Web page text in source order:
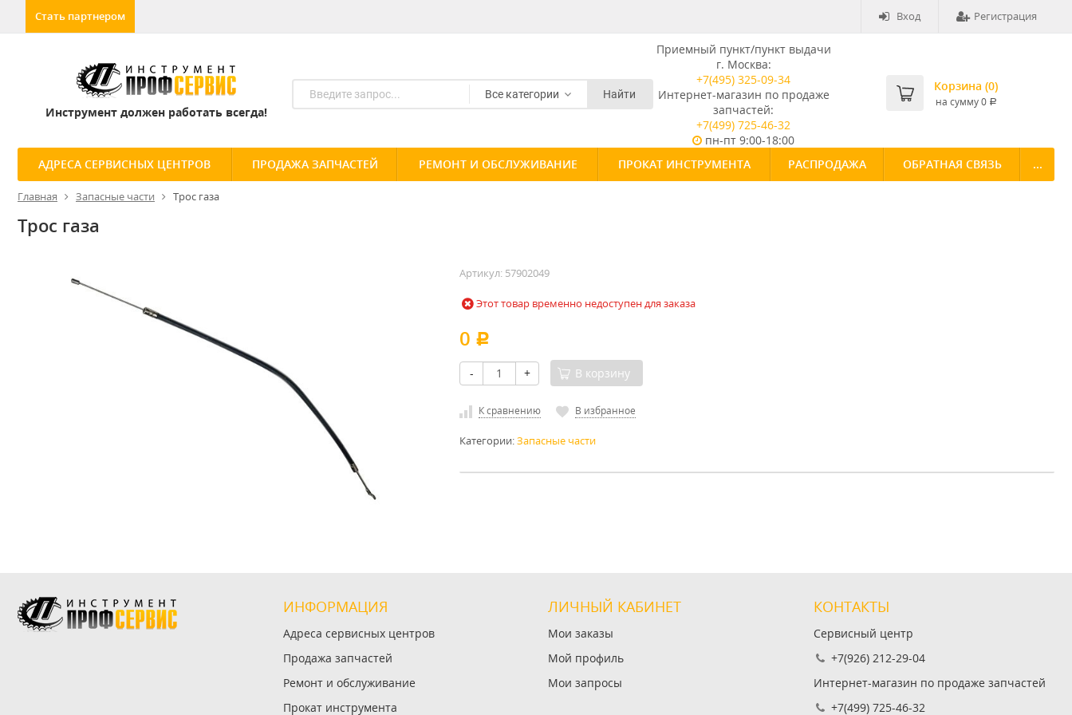
Вход Регистрация
Стать партнером
Инструмент должен работать всегда!
Все категории Найти
Приемный пункт/пункт выдачи
г. Москва:
+7(495) 325-09-34
Интернет-магазин по продаже
запчастей:
+7(499) 725-46-32
пн-пт 9:00-18:00
Корзина (0)
на сумму0 Р
АДРЕСА СЕРВИСНЫХ ЦЕНТРОВ ПРОДАЖА ЗАПЧАСТЕЙ РЕМОНТ И ОБСЛУЖИВАНИЕ ПРОКАТ ИНСТРУМЕНТА РАСПРОДАЖА ОБРАТНАЯ СВЯЗЬ ...
Главная Запасные части Трос газа
Трос газа
Артикул: 57902049
Этот товар временно недоступен для заказа
0 Р
- + В корзину
К сравнению В избранное
Категории:Запасные части
ИНФОРМАЦИЯ
Адреса сервисных центров
Продажа запчастей
Ремонт и обслуживание
Прокат инструмента
ЛИЧНЫЙ КАБИНЕТ
Мои заказы
Мой профиль
Мои запросы
КОНТАКТЫ
Сервисный центр
+7(926) 212-29-04
Интернет-магазин по продаже запчастей
+7(499) 725-46-32